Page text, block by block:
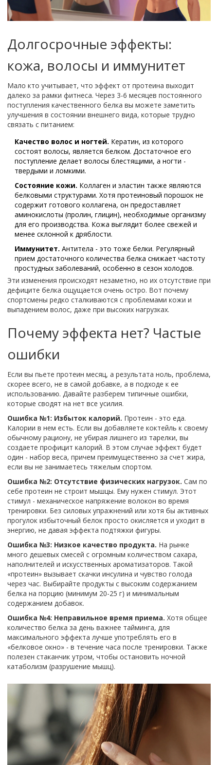
Долгосрочные эффекты:
кожа, волосы и иммунитет
Мало кто учитывает, что эффект от протеина выходит
далеко за рамки фитнеса. Через 3-6 месяцев постоянного
поступления качественного белка вы можете заметить
улучшения в состоянии внешнего вида, которые трудно
связать с питанием:
Качество волос и ногтей. Кератин, из которого
состоят волосы, является белком. Достаточное его
поступление делает волосы блестящими, а ногти -
твердыми и ломкими.
Состояние кожи. Коллаген и эластин также являются
белковыми структурами. Хотя протеиновый порошок не
содержит готового коллагена, он предоставляет
аминокислоты (пролин, глицин), необходимые организму
для его производства. Кожа выглядит более свежей и
менее склонной к дряблости.
Иммунитет. Антитела - это тоже белки. Регулярный
прием достаточного количества белка снижает частоту
простудных заболеваний, особенно в сезон холодов.
Эти изменения происходят незаметно, но их отсутствие при
дефиците белка ощущается очень остро. Вот почему
спортсмены редко сталкиваются с проблемами кожи и
выпадением волос, даже при высоких нагрузках.
Почему эффекта нет? Частые
ошибки
Если вы пьете протеин месяц, а результата ноль, проблема,
скорее всего, не в самой добавке, а в подходе к ее
использованию. Давайте разберем типичные ошибки,
которые сводят на нет все усилия.
Ошибка №1: Избыток калорий. Протеин - это еда.
Калории в нем есть. Если вы добавляете коктейль к своему
обычному рациону, не убирая лишнего из тарелки, вы
создаете профицит калорий. В этом случае эффект будет
один - набор веса, причем преимущественно за счет жира,
если вы не занимаетесь тяжелым спортом.
Ошибка №2: Отсутствие физических нагрузок. Сам по
себе протеин не строит мышцы. Ему нужен стимул. Этот
стимул - механическое напряжение волокон во время
тренировки. Без силовых упражнений или хотя бы активных
прогулок избыточный белок просто окисляется и уходит в
энергию, не давая эффекта подтяжки фигуры.
Ошибка №3: Низкое качество продукта. На рынке
много дешевых смесей с огромным количеством сахара,
наполнителей и искусственных ароматизаторов. Такой
«протеин» вызывает скачки инсулина и чувство голода
через час. Выбирайте продукты с высоким содержанием
белка на порцию (минимум 20-25 г) и минимальным
содержанием добавок.
Ошибка №4: Неправильное время приема. Хотя общее
количество белка за день важнее тайминга, для
максимального эффекта лучше употреблять его в
«белковое окно» - в течение часа после тренировки. Также
полезен стаканчик утром, чтобы остановить ночной
катаболизм (разрушение мышц).